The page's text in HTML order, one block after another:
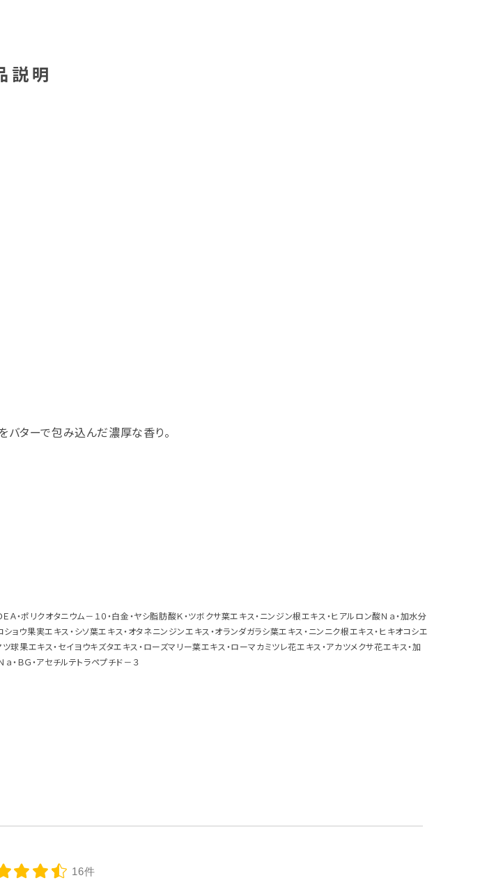
説明
バターで包み込んだ濃厚な香り。
Ａ・ポリクオタニウム－１０・白金・ヤシ脂肪酸Ｋ・ツボクサ葉エキス・ニンジン根エキス・ヒアルロン酸Ｎａ・加水分
ウ果実エキス・シソ葉エキス・オタネニンジンエキス・オランダガラシ葉エキス・ニンニク根エキス・ヒキオコシエ
球果エキス・セイヨウキズタエキス・ローズマリー葉エキス・ローマカミツレ花エキス・アカツメクサ花エキス・加
・ＢＧ・アセチルテトラペプチド－３
16件